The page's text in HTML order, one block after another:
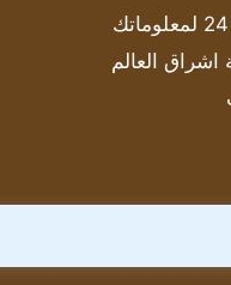
العالم